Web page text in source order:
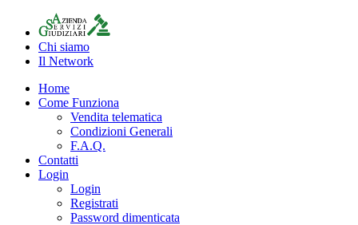
Chi siamo
Il Network
Home
Come Funziona
Vendita telematica
Condizioni Generali
F.A.Q.
Contatti
Login
Login
Registrati
Password dimenticata